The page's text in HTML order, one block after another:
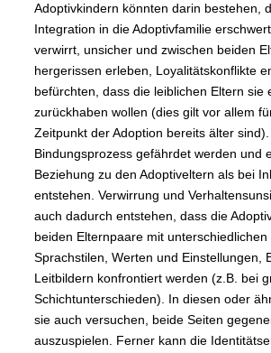
Adoptivkindern könnten darin bestehen,
Integration in die Adoptivfamilie
verwirrt, unsicher und zwischen beiden
hergerissen erleben, Loyalitätskonflikte
befürchten, dass die leiblichen Eltern sie
zurückhaben wollen (dies gilt vor allem
Zeitpunkt der Adoption bereits älter
Bindungsprozess gefährdet werden und
Beziehung zu den Adoptiveltern als bei
entstehen. Verwirrung und
auch dadurch entstehen, dass die
beiden Elternpaare mit
Sprachstilen, Werten und Einstellungen,
Leitbildern konfrontiert werden (z.B. bei
Schichtunterschieden). In diesen oder
sie auch versuchen, beide Seiten
auszuspielen. Ferner kann die